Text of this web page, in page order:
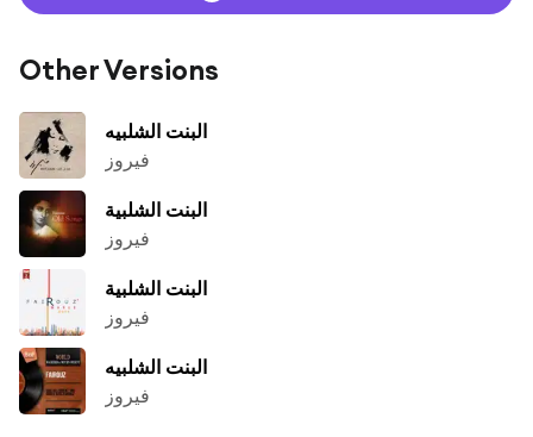
Other Versions
البنت الشلبيه
فيروز
البنت الشلبية
فيروز
البنت الشلبية
فيروز
البنت الشلبيه
فيروز